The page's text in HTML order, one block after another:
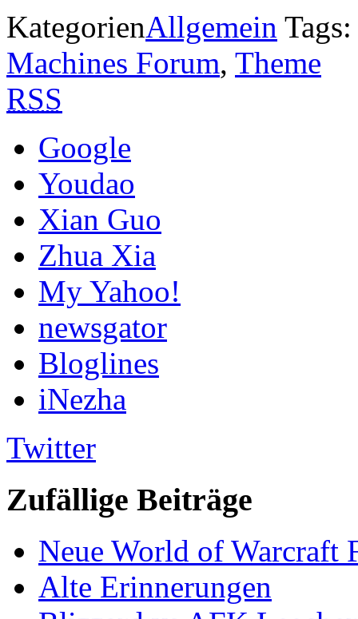
KategorienAllgemein Tags:
Machines Forum, Theme
RSS
Google
Youdao
Xian Guo
Zhua Xia
My Yahoo!
newsgator
Bloglines
iNezha
Twitter
Zufällige Beiträge
Neue World of Warcraft
Alte Erinnerungen